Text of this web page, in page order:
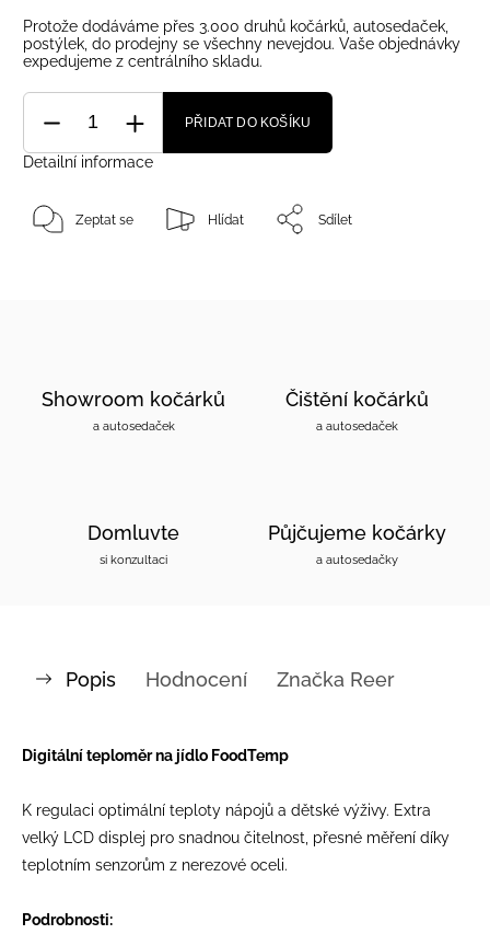
Protože dodáváme přes 3.000 druhů kočárků, autosedaček,
postýlek, do prodejny se všechny nevejdou. Vaše objednávky
expedujeme z centrálního skladu.
PŘIDAT DO KOŠÍKU
Detailní informace
Zeptat se Hlídat Sdílet
Showroom kočárků
a autosedaček
Čištění kočárků
a autosedaček
Domluvte
si konzultaci
Půjčujeme kočárky
a autosedačky
Popis Hodnocení Značka Reer
Digitální teploměr na jídlo FoodTemp
K regulaci optimální teploty nápojů a dětské výživy. Extra
velký LCD displej pro snadnou čitelnost, přesné měření díky
teplotním senzorům z nerezové oceli.
Podrobnosti: